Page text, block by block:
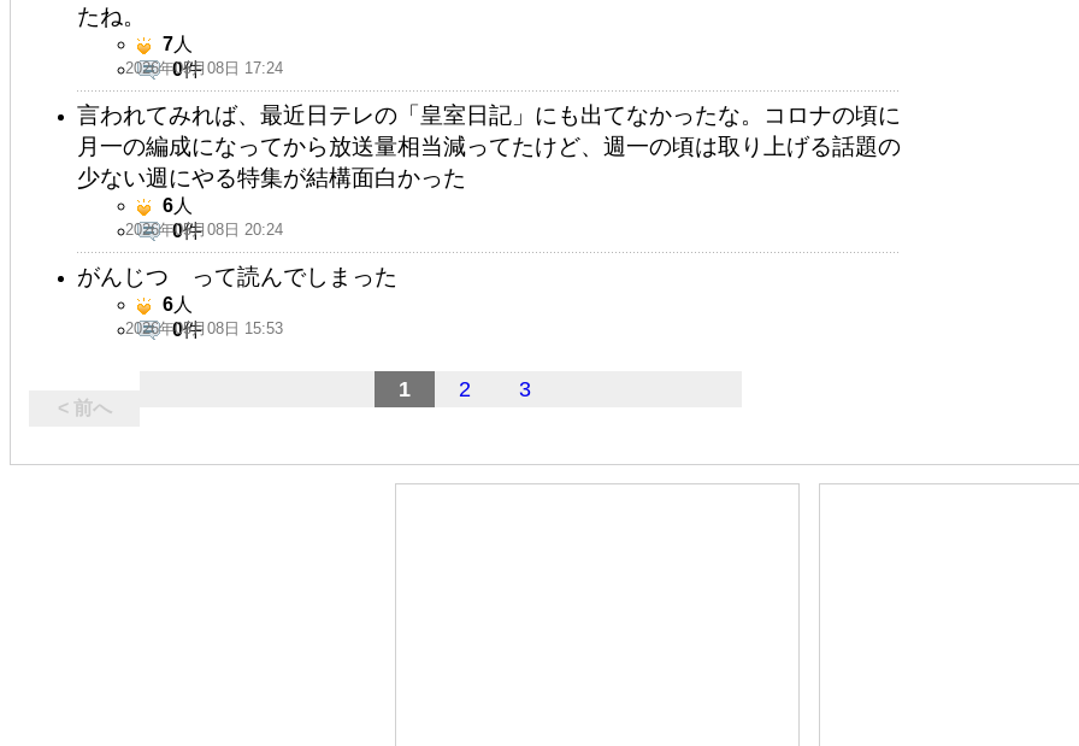
たね。
2026年05月08日 17:24
7人
0件
言われてみれば、最近日テレの「皇室日記」にも出てなかったな。コロナの頃に
月一の編成になってから放送量相当減ってたけど、週一の頃は取り上げる話題の
少ない週にやる特集が結構面白かった
2026年05月08日 20:24
6人
0件
がんじつ って読んでしまった
2026年05月08日 15:53
6人
0件
< 前へ
1 2 3